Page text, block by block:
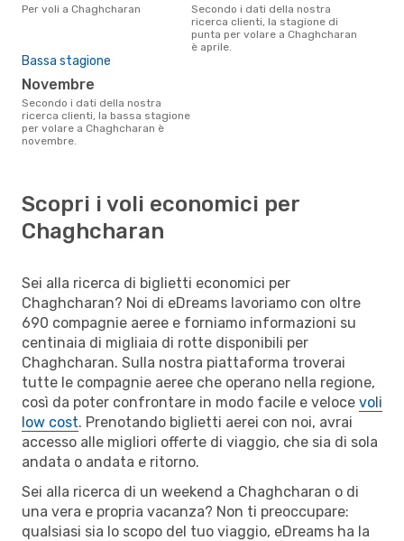
Per voli a Chaghcharan
Secondo i dati della nostra
ricerca clienti, la stagione di
punta per volare a Chaghcharan
è aprile.
Bassa stagione
novembre
Secondo i dati della nostra
ricerca clienti, la bassa stagione
per volare a Chaghcharan è
novembre.
Scopri i voli economici per
Chaghcharan
Sei alla ricerca di biglietti economici per
Chaghcharan? Noi di eDreams lavoriamo con oltre
690 compagnie aeree e forniamo informazioni su
centinaia di migliaia di rotte disponibili per
Chaghcharan. Sulla nostra piattaforma troverai
tutte le compagnie aeree che operano nella regione,
così da poter confrontare in modo facile e veloce voli
low cost. Prenotando biglietti aerei con noi, avrai
accesso alle migliori offerte di viaggio, che sia di sola
andata o andata e ritorno.
Sei alla ricerca di un weekend a Chaghcharan o di
una vera e propria vacanza? Non ti preoccupare:
qualsiasi sia lo scopo del tuo viaggio, eDreams ha la